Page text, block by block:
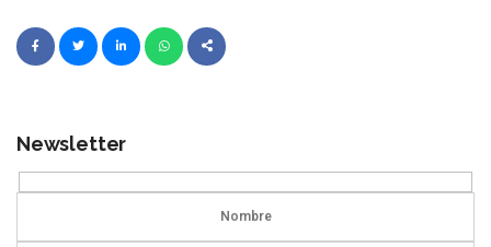
Newsletter